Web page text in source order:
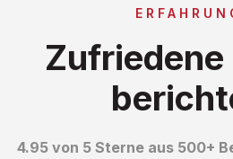
Zufriedene
4.95 von 5 Sterne aus 500+